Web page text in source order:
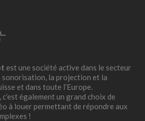
est une société active dans le secteur
sonorisation, la projection et la
et dans toute l’Europe.
également un grand choix de
à louer permettant de répondre aux
!